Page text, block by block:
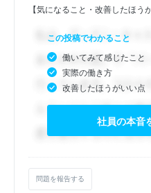
【気になること・改善したほう
この投稿でわかること
働いてみて感じたこと
実際の働き方
改善したほうがいい点
社員の本音
問題を報告する